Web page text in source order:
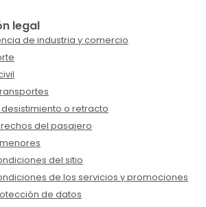
legal
de industria y comercio
o retracto
del pasajero
del sitio
de los servicios y promociones
de datos